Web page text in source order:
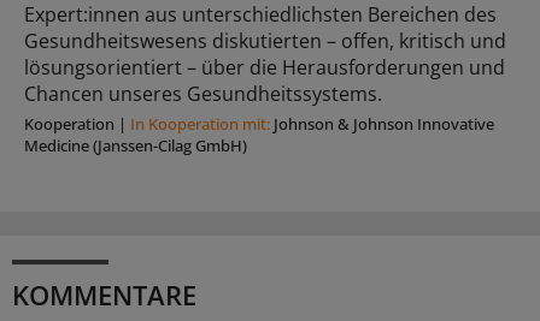
Expert:innen aus unterschiedlichsten Bereichen des
Gesundheitswesens diskutierten – offen, kritisch und
lösungsorientiert – über die Herausforderungen und
Chancen unseres Gesundheitssystems.
Kooperation | In Kooperation mit: Johnson & Johnson Innovative
Medicine (Janssen-Cilag GmbH)
KOMMENTARE